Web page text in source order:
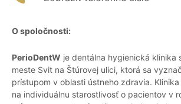
O spoločnosti:
PerioDentW je dentálna hygienická klinika
meste Svit na Štúrovej ulici, ktorá sa
prístupom v oblasti ústneho zdravia.
na individuálnu starostlivosť o pacientov v